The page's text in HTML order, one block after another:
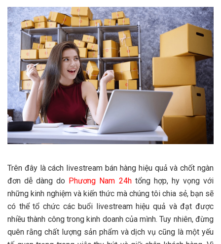
Trên đây là cách livestream bán hàng hiệu quả và chốt ngàn
đơn dễ dàng do Phương Nam 24htổng hợp, hy vọng với
những kinh nghiệm và kiến thức mà chúng tôi chia sẻ, bạn sẽ
có thể tổ chức các buổi livestream hiệu quả và đạt được
nhiều thành công trong kinh doanh của mình. Tuy nhiên, đừng
quên rằng chất lượng sản phẩm và dịch vụ cũng là một yếu